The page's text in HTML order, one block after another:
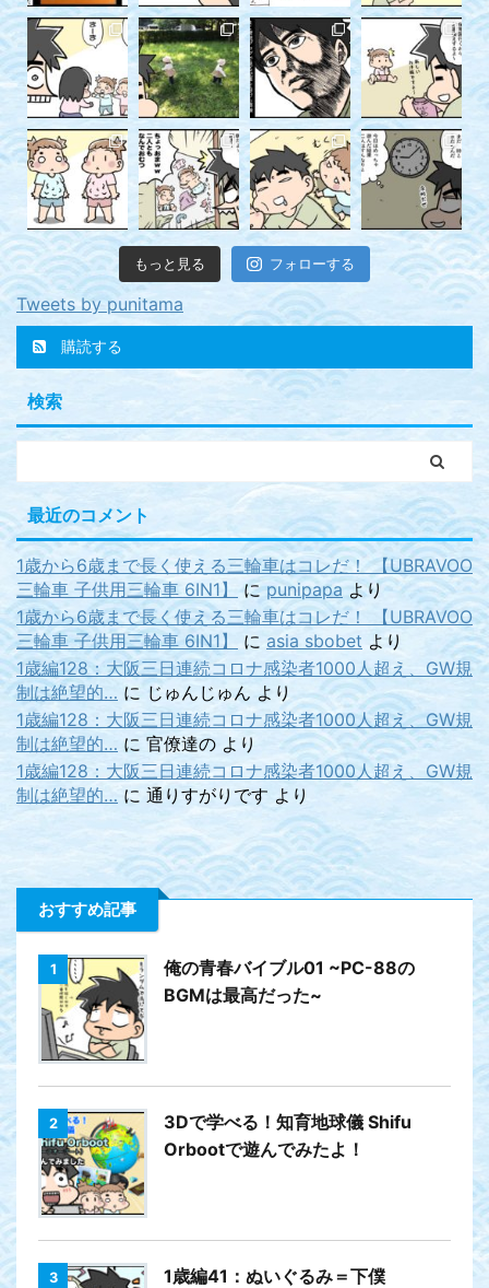
もっと見る フォローする
Tweets by punitama
購読する
検索
最近のコメント
1歳から6歳まで長く使える三輪車はコレだ！ 【UBRAVOO
三輪車 子供用三輪車 6IN1】
にpunipapaより
1歳から6歳まで長く使える三輪車はコレだ！ 【UBRAVOO
三輪車 子供用三輪車 6IN1】
に asia sbobet より
1歳編128：大阪三日連続コロナ感染者1000人超え、GW規
制は絶望的… に じゅんじゅん より
1歳編128：大阪三日連続コロナ感染者1000人超え、GW規
制は絶望的… に 官僚達の より
1歳編128：大阪三日連続コロナ感染者1000人超え、GW規
制は絶望的… に 通りすがりです より
おすすめ記事
1
俺の青春バイブル01 ~PC-88の
BGMは最高だった~
2
3Dで学べる！知育地球儀 Shifu
Orbootで遊んでみたよ！
3 1歳編41：ぬいぐるみ＝下僕